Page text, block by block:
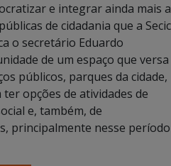
e integrar ainda mais a
de cidadania que a Secic
o secretário Eduardo
de um espaço que versa
públicos, parques da cidade,
opções de atividades de
e, também, de
principalmente nesse período